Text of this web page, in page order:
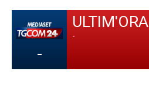
-
ULTIM'ORA
-